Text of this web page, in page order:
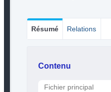
Résumé Relations
Contenu
Fichier principal